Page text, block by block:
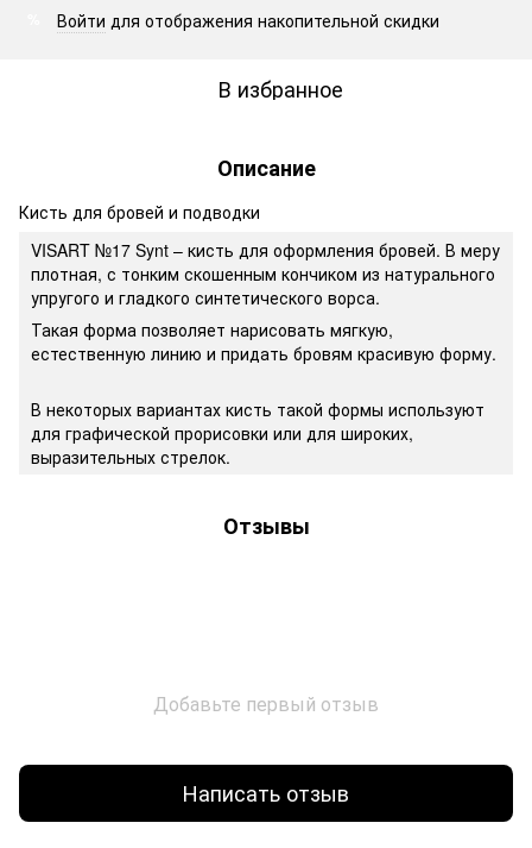
Войти для отображения накопительной скидки
В избранное
Описание
Кисть для бровей и подводки
VISART №17 Synt – кисть для оформления бровей. В меру
плотная, с тонким скошенным кончиком из натурального
упругого и гладкого синтетического ворса.
Такая форма позволяет нарисовать мягкую,
естественную линию и придать бровям красивую форму.
В некоторых вариантах кисть такой формы используют
для графической прорисовки или для широких,
выразительных стрелок.
Отзывы
Добавьте первый отзыв
Написать отзыв